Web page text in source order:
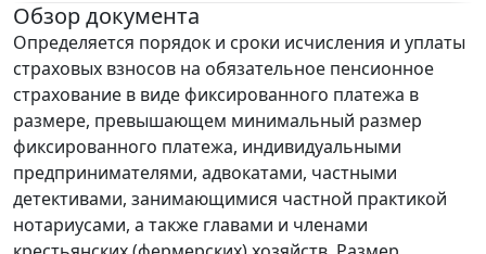
Обзор документа
Определяется порядок и сроки исчисления и уплаты
страховых взносов на обязательное пенсионное
страхование в виде фиксированного платежа в
размере, превышающем минимальный размер
фиксированного платежа, индивидуальными
предпринимателями, адвокатами, частными
детективами, занимающимися частной практикой
нотариусами, а также главами и членами